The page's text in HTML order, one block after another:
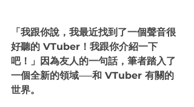
「我跟你說，我最近找到了一個聲音很
好聽的 VTuber！我跟你介紹一下
吧！」因為友人的一句話，筆者踏入了
一個全新的領域──和 VTuber 有關的
世界。